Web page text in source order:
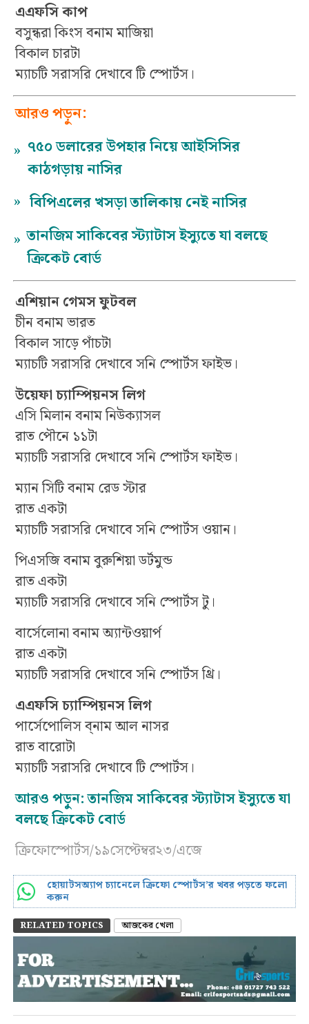
এএফসি কাপ
বসুন্ধরা কিংস বনাম মাজিয়া
বিকাল চারটা
ম্যাচটি সরাসরি দেখাবে টি স্পোর্টস।
আরও পড়ুন:
» ৭৫০ ডলারের উপহার নিয়ে আইসিসির
কাঠগড়ায় নাসির
» বিপিএলের খসড়া তালিকায় নেই নাসির
» তানজিম সাকিবের স্ট্যাটাস ইস্যুতে যা বলছে
ক্রিকেট বোর্ড
এশিয়ান গেমস ফুটবল
চীন বনাম ভারত
বিকাল সাড়ে পাঁচটা
ম্যাচটি সরাসরি দেখাবে সনি স্পোর্টস ফাইভ।
উয়েফা চ্যাম্পিয়নস লিগ
এসি মিলান বনাম নিউক্যাসল
রাত পৌনে ১১টা
ম্যাচটি সরাসরি দেখাবে সনি স্পোর্টস ফাইভ।
ম্যান সিটি বনাম রেড স্টার
রাত একটা
ম্যাচটি সরাসরি দেখাবে সনি স্পোর্টস ওয়ান।
পিএসজি বনাম বুরুশিয়া ডর্টমুন্ড
রাত একটা
ম্যাচটি সরাসরি দেখাবে সনি স্পোর্টস টু।
বার্সেলোনা বনাম অ্যান্টওয়ার্প
রাত একটা
ম্যাচটি সরাসরি দেখাবে সনি স্পোর্টস থ্রি।
এএফসি চ্যাম্পিয়নস লিগ
পার্সেপোলিস ব্নাম আল নাসর
রাত বারোটা
ম্যাচটি সরাসরি দেখাবে টি স্পোর্টস।
আরও পড়ুন: তানজিম সাকিবের স্ট্যাটাস ইস্যুতে যা
বলছে ক্রিকেট বোর্ড
ক্রিফোস্পোর্টস/১৯সেপ্টেম্বর২৩/এজে
হোয়াটসঅ্যাপ চ্যানেলে ক্রিফো স্পোর্টস’র খবর পড়তে ফলো
করুন
RELATED TOPICS আজকের খেলা